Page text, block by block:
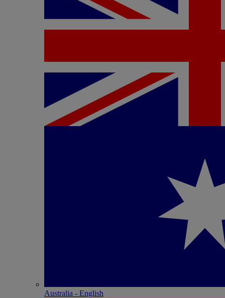
Australia - English